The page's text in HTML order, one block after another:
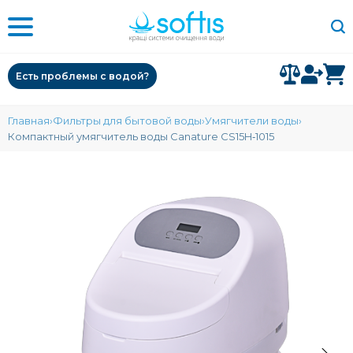
Есть проблемы с водой?
Главная Фильтры для бытовой воды Умягчители воды
Компактный умягчитель воды Canature CS15H‑1015